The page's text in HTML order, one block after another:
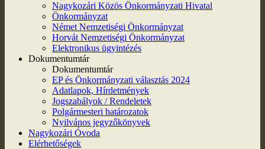
Nagykozári Közös Önkormányzati Hivatal
Önkormányzat
Német Nemzetiségi Önkormányzat
Horvát Nemzetiségi Önkormányzat
Elektronikus ügyintézés
Dokumentumtár
Dokumentumtár
EP és Önkormányzati választás 2024
Adatlapok, Hírdetmények
Jogszabályok / Rendeletek
Polgármesteri határozatok
Nyilvános jegyzőkönyvek
Nagykozári Óvoda
Elérhetőségek